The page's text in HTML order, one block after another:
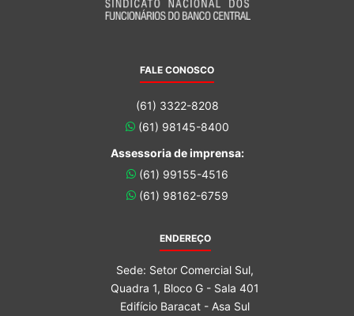
FALE CONOSCO
(61) 3322-8208
(61) 98145-8400
Assessoria de imprensa:
(61) 99155-4516
(61) 98162-6759
ENDEREÇO
Sede: Setor Comercial Sul,
Quadra 1, Bloco G - Sala 401
Edifício Baracat - Asa Sul